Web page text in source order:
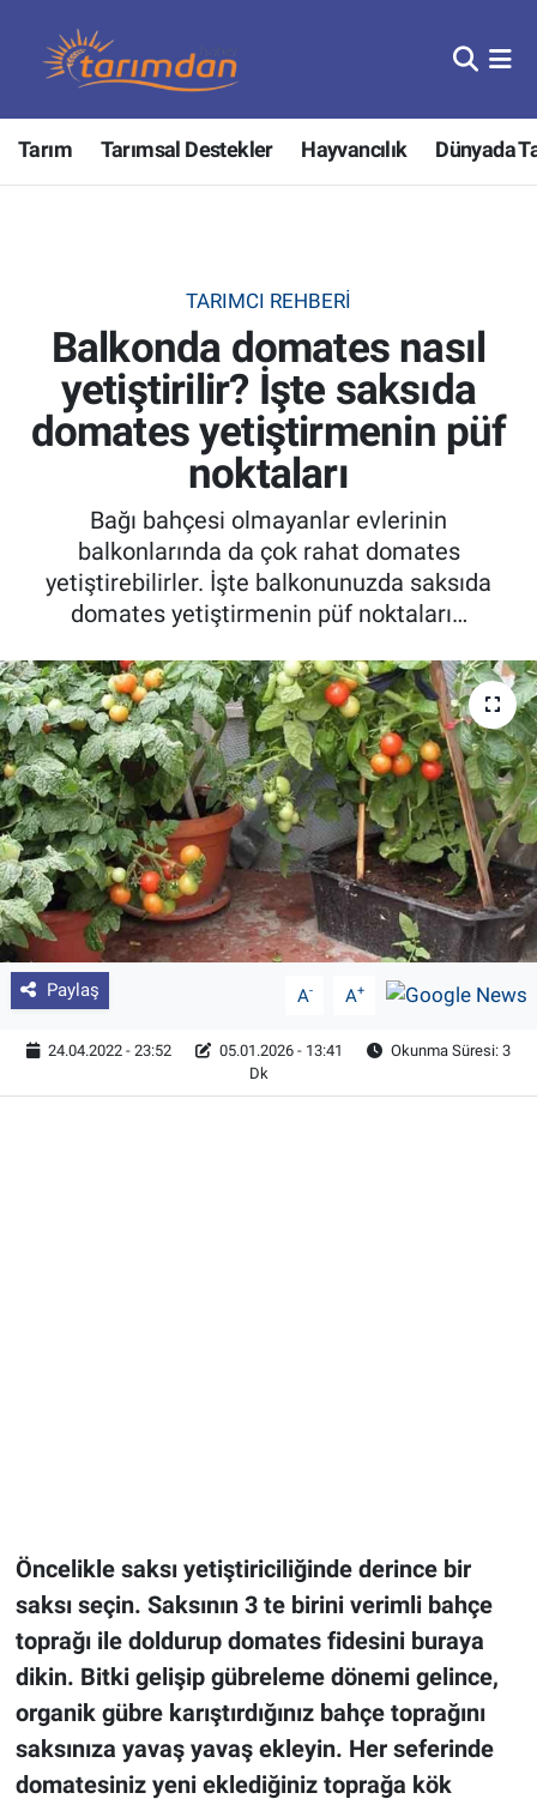
Tarım Tarımsal Destekler Hayvancılık Dünyada
TARIMCI REHBERI
Balkonda domates nasıl
yetiştirilir? İşte saksıda
domates yetiştirmenin püf
noktaları
Bağı bahçesi olmayanlar evlerinin
balkonlarında da çok rahat domates
yetiştirebilirler. İşte balkonunuzda saksıda
domates yetiştirmenin püf noktaları…
Paylaş A- A+
24.04.2022 - 23:52 05.01.2026 - 13:41
Okunma Süresi: 3
Dk
Öncelikle saksı yetiştiriciliğinde derince bir
saksı seçin. Saksının 3 te birini verimli bahçe
toprağı ile doldurup domates fidesini buraya
dikin. Bitki gelişip gübreleme dönemi gelince,
organik gübre karıştırdığınız bahçe toprağını
saksınıza yavaş yavaş ekleyin. Her seferinde
domatesiniz yeni eklediğiniz toprağa kök
Tarım
Hayvancılık
Tarımsal Destekler
Tarım Bakanlığı
Tarım Kredi Kooperatifleri
Pankobirlik
Tarım Bilgisi
Yetiştirici Soruyor
Dünyada Tarım
Üretici Birlikleri
Şeker ve Şekerli Mamüller
Tahıllar ve Baklagiller
Nöbetçi Eczaneler
Hava Durumu
Tüm Manşetler
Son Dakika Haberleri